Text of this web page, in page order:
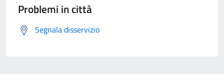
Problemi in città
Segnala disservizio